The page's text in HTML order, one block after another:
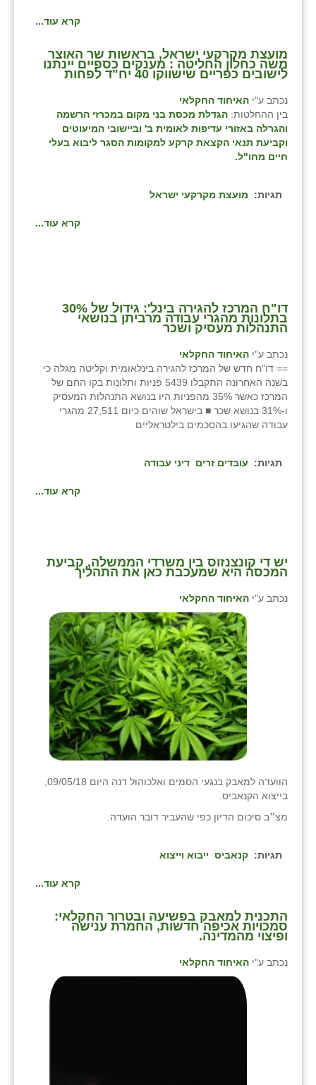
קרא עוד...
מועצת מקרקעי ישראל, בראשות שר האוצר
משה כחלון החליטה : מענקים כספיים יינתנו
לישובים כפריים שישווקו 40 יח"ד לפחות
נכתב ע"י האיחוד החקלאי
בין ההחלטות: הגדלת מכסת בני מקום במכרזי הרשמה
והגרלה באזורי עדיפות לאומית ב' וביישובי המיעוטים
וקביעת תנאי הקצאת קרקע למקומות הסגר ליבוא בעלי
חיים מחו"ל.
תגיות: מועצת מקרקעי ישראל
קרא עוד...
דו"ח המרכז להגירה בינל': גידול של 30%
בתלונות מהגרי עבודה מרביתן בנושאי
התנהלות מעסיק ושכר
נכתב ע"י האיחוד החקלאי
== דו"ח חדש של המרכז להגירה בינלאומית וקליטה מגלה כי
בשנה האחרונה התקבלו 5439 פניות ותלונות בקו החם של
המרכז כאשר 35% מהפניות היו בנושא התנהלות המעסיק
ו-31% בנושא שכר ■ בישראל שוהים כיום 27,511 מהגרי
עבודה שהגיעו בהסכמים בילטראליים
תגיות: עובדים זרים דיני עבודה
קרא עוד...
יש די קונצנזוס בין משרדי הממשלה, קביעת
המכסה היא שמעכבת כאן את התהליך
נכתב ע"י האיחוד החקלאי
בייצוא הקנאביס.
מצ״ב סיכום הדיון כפי שהעביר דובר הועדה.
תגיות: קנאביס ייבוא וייצוא
קרא עוד...
התכנית למאבק בפשיעה ובטרור החקלאי:
סמכויות אכיפה חדשות, החמרת ענישה
ופיצוי מהמדינה.
נכתב ע"י האיחוד החקלאי